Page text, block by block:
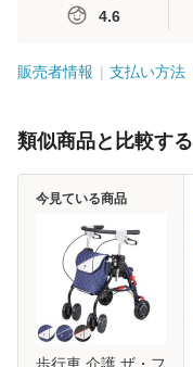
4.6
販売者情報 支払い方法
類似商品と比較する
今見ている商品